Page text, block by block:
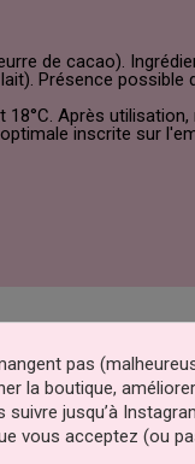
de cacao).
Présence possible
18°C. Après
inscrite sur
pas
la boutique,
jusqu’à
vous acceptez (ou